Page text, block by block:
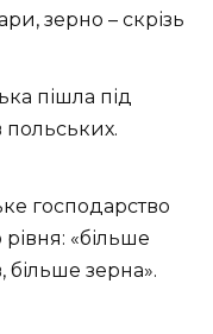
зерно – скрізь
пішла під
польських.
господарство
«більше
більше зерна».